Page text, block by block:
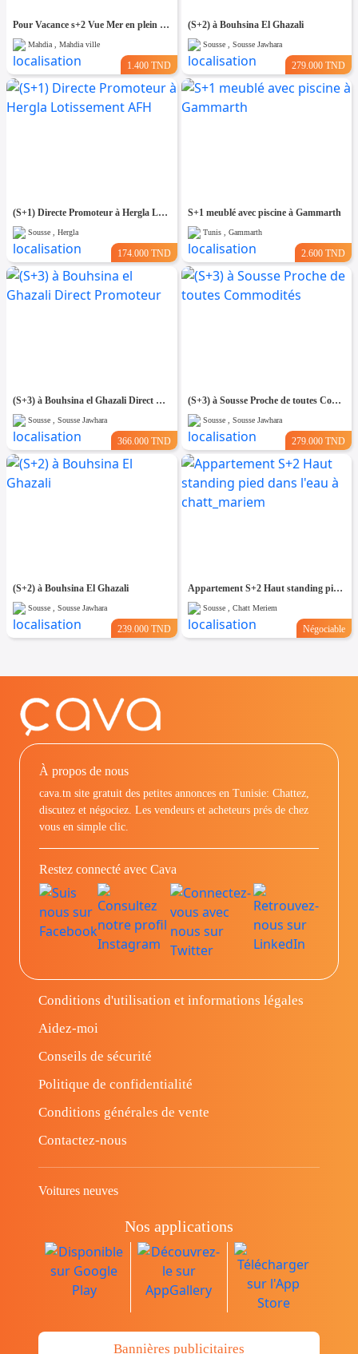
Pour Vacance s+2 Vue Mer en plein Zone Touristique Mahdia
Mahdia , Mahdia ville
1.400 TND
(S+2) à Bouhsina El Ghazali
Sousse , Sousse Jawhara
279.000 TND
(S+1) Directe Promoteur à Hergla Lotissement AFH
Sousse , Hergla
174.000 TND
S+1 meublé avec piscine à Gammarth
Tunis , Gammarth
2.600 TND
(S+3) à Bouhsina el Ghazali Direct Promoteur
Sousse , Sousse Jawhara
366.000 TND
(S+3) à Sousse Proche de toutes Commodités
Sousse , Sousse Jawhara
279.000 TND
(S+2) à Bouhsina El Ghazali
Sousse , Sousse Jawhara
239.000 TND
Appartement S+2 Haut standing pied dans l'eau à chatt_mariem
Sousse , Chatt Meriem
Négociable
À propos de nous
cava.tn site gratuit des petites annonces en Tunisie: Chattez,
discutez et négociez. Les vendeurs et acheteurs prés de chez
vous en simple clic.
Restez connecté avec Cava
Conditions d'utilisation et informations légales
Aidez-moi
Conseils de sécurité
Politique de confidentialité
Conditions générales de vente
Contactez-nous
Voitures neuves
Nos applications
Bannières publicitaires